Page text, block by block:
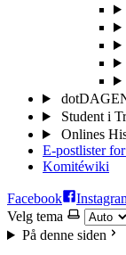
Student i
Onlines
E-postlister
Komitéwiki
Facebook
Velg tema
På denne siden